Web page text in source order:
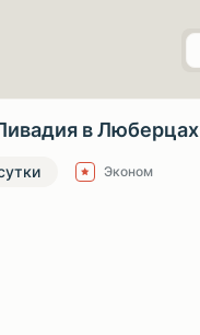
в Люберцах
Эконом